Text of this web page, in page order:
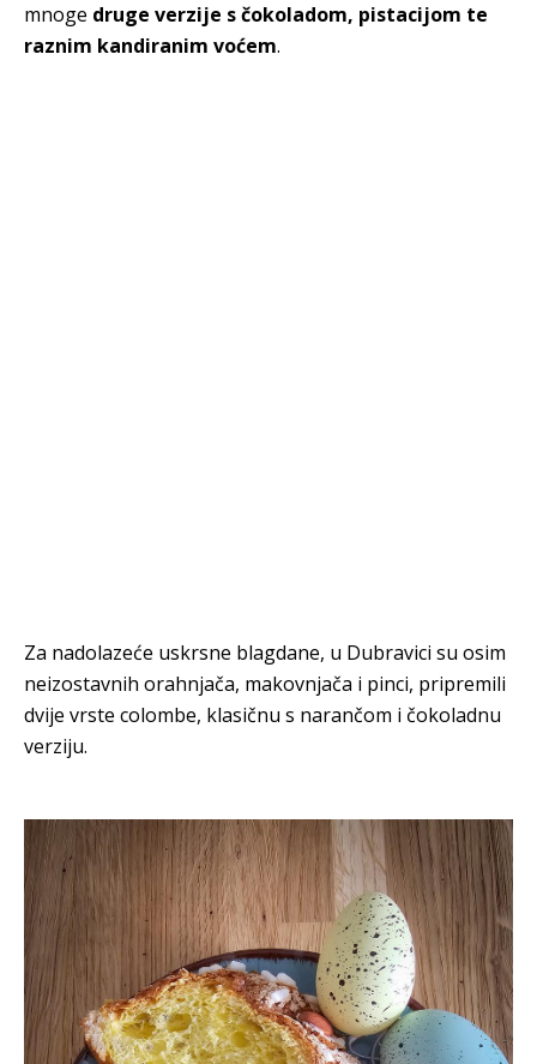
mnoge druge verzije s čokoladom, pistacijom te
raznim kandiranim voćem.
Za nadolazeće uskrsne blagdane, u Dubravici su osim
neizostavnih orahnjača, makovnjača i pinci, pripremili
dvije vrste colombe, klasičnu s narančom i čokoladnu
verziju.